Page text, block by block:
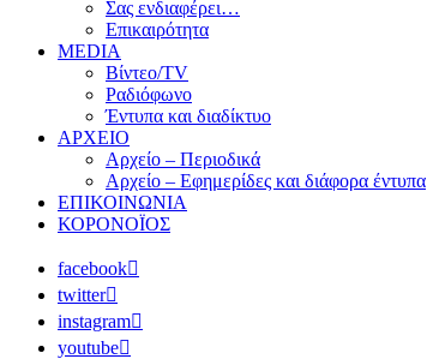
Σας ενδιαφέρει…
Επικαιρότητα
MEDIA
Βίντεο/TV
Ραδιόφωνο
Έντυπα και διαδίκτυο
ΑΡΧΕΙΟ
Αρχείο – Περιοδικά
Αρχείο – Εφημερίδες και διάφορα έντυπα
ΕΠΙΚΟΙΝΩΝΙΑ
ΚΟΡΟΝΟΪΟΣ
facebook
twitter
instagram
youtube